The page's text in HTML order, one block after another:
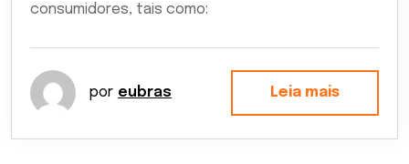
consumidores, tais como:
por eubras Leia mais